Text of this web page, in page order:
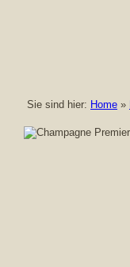
Sie sind hier: Home »